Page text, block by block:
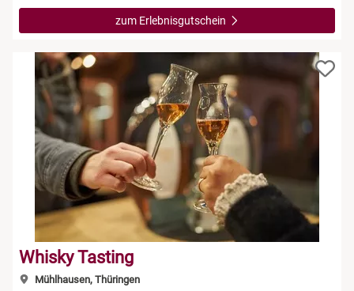
zum Erlebnisgutschein
Whisky Tasting
Mühlhausen, Thüringen